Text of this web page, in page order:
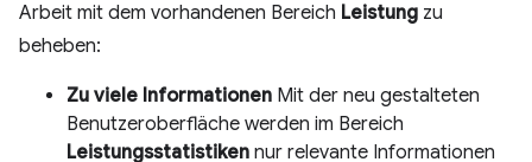
Arbeit mit dem vorhandenen Bereich Leistung zu
beheben:
Zu viele Informationen Mit der neu gestalteten
Benutzeroberfläche werden im Bereich
Leistungsstatistiken nur relevante Informationen